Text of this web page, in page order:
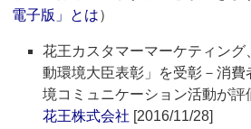
電子版」とは）
花王カスタマーマーケティン
動環境大臣表彰」を受彰－消費
境コミュニケーション活動が評
花王株式会社 [2016/11/28]